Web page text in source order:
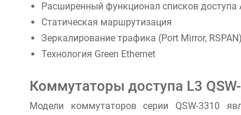
Расширенный функционал списков доступа
Статическая маршрутизация
Зеркалирование трафика (Port Mirror, RSPAN)
Технология Green Ethernet
Коммутаторы доступа L3
Модели коммутаторов серии QSW-3310